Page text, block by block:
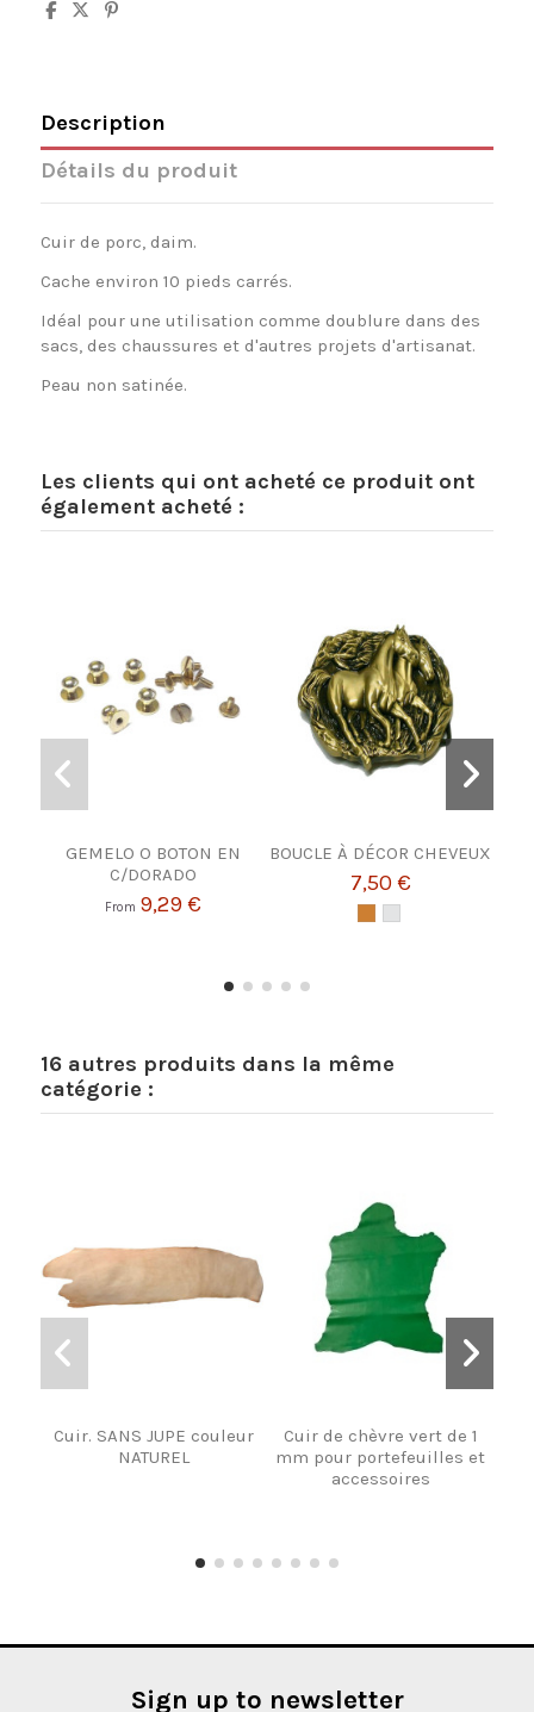
Description
Détails du produit
Cuir de porc, daim.
Cache environ 10 pieds carrés.
Idéal pour une utilisation comme doublure dans des
sacs, des chaussures et d'autres projets d'artisanat.
Peau non satinée.
Les clients qui ont acheté ce produit ont
également acheté :
GEMELO O BOTON EN
C/DORADO
From 9,29 €
BOUCLE À DÉCOR CHEVEUX
7,50 €
16 autres produits dans la même
catégorie :
Cuir. SANS JUPE couleur
NATUREL
Cuir de chèvre vert de 1
mm pour portefeuilles et
accessoires
Sign up to newsletter